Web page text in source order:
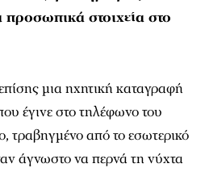
προσωπικά στοιχεία στο
μια ηχητική καταγραφή
έγινε στο τηλέφωνο του
τραβηγμένο από το εσωτερικό
άγνωστο να περνά τη νύχτα